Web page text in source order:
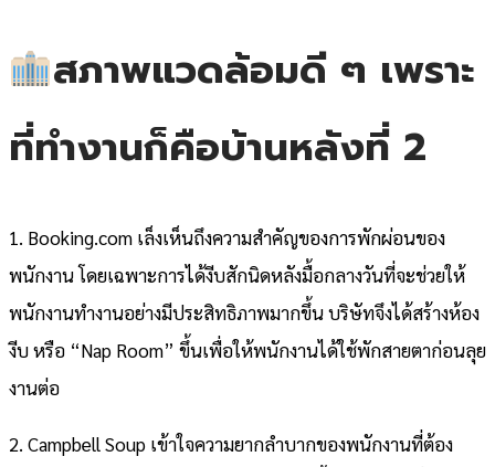
สภาพแวดล้อมดี ๆ เพราะ
ที่ทำงานก็คือบ้านหลังที่ 2
1. Booking.com เล็งเห็นถึงความสำคัญของการพักผ่อนของ
พนักงาน โดยเฉพาะการได้งีบสักนิดหลังมื้อกลางวันที่จะช่วยให้
พนักงานทำงานอย่างมีประสิทธิภาพมากขึ้น บริษัทจึงได้สร้างห้อง
งีบ หรือ “Nap Room” ขึ้นเพื่อให้พนักงานได้ใช้พักสายตาก่อนลุย
งานต่อ
2. Campbell Soup เข้าใจความยากลำบากของพนักงานที่ต้อง